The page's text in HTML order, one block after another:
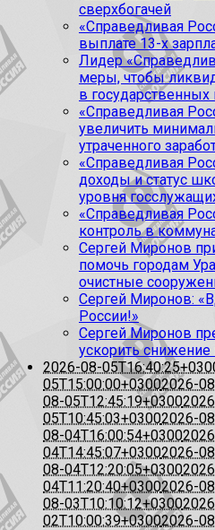
сверхбогачей
«Справедливая
выплате 13-х
Лидер
меры, чтобы
в государственных
«Справедливая
увеличить
утраченного
«Справедливая
доходы и статус
уровня
«Справедливая
контроль в
Сергей Миронов
помочь городам
очистные
Сергей Миронов:
России!»
Сергей Миронов
ускорить
2026-08-
05T15:00:00+03002026-
08-05T12:45:19+0300
05T10:45:03+03002026-
08-04T16:00:54+0300
04T14:45:07+03002026-
08-04T12:20:05+0300
04T11:20:40+03002026-
08-03T10:10:12+0300
02T10:00:39+03002026-